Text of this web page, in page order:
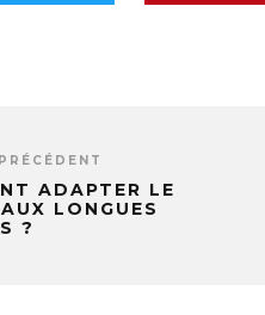
ADAPTER LE
LONGUES
?